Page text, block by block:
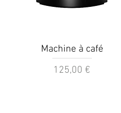
Aperçu rapide
Machine à café
Prix
125,00 €